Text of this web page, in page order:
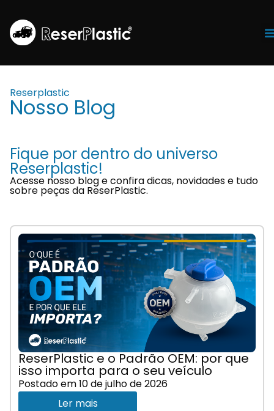
Reserplastic
Nosso Blog
Fique por dentro do universo
Reserplastic!
Acesse nosso blog e confira dicas, novidades e tudo
sobre peças da ReserPlastic.
ReserPlastic e o Padrão OEM: por que
isso importa para o seu veículo
Postado em10 de julho de 2026
Ler mais